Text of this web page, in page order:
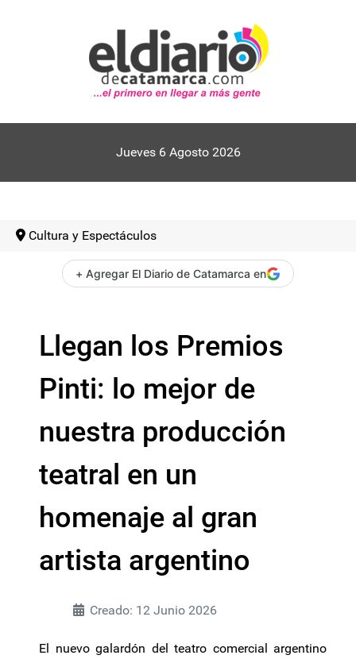
Jueves 6 Agosto 2026
Cultura y Espectáculos
+ Agregar El Diario de Catamarca en
Llegan los Premios
Pinti: lo mejor de
nuestra producción
teatral en un
homenaje al gran
artista argentino
Creado: 12 Junio 2026
El nuevo galardón del teatro comercial argentino